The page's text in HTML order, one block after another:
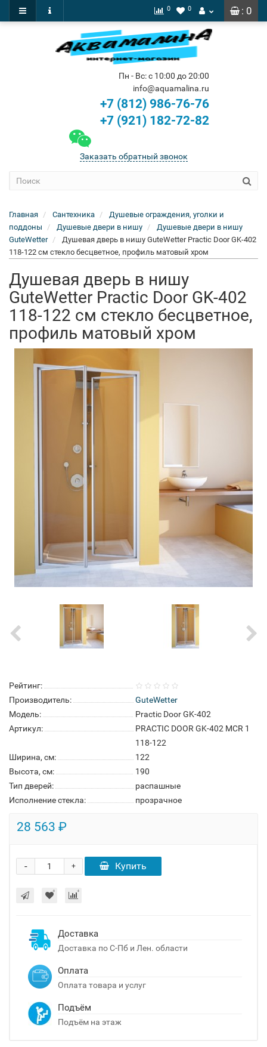
: 0
0 0
Пн - Вс: с 10:00 до 20:00
info@aquamalina.ru
+7 (812) 986-76-76
+7 (921) 182-72-82
Заказать обратный звонок
Главная Сантехника
Душевые ограждения, уголки и
поддоны
Душевые двери в нишу
Душевые двери в нишу
GuteWetter
Душевая дверь в нишу GuteWetter Practic Door GK-402
118-122 см стекло бесцветное, профиль матовый хром
Душевая дверь в нишу
GuteWetter Practic Door GK-402
118-122 см стекло бесцветное,
профиль матовый хром
Рейтинг:
Производитель:
GuteWetter
Модель:
Practic Door GK-402
Артикул:
PRACTIC DOOR GK-402 MCR 1
118-122
Ширина, см:
122
Высота, см:
190
Тип дверей:
распашные
Исполнение стекла:
прозрачное
28 563 ₽
+
- Купить
Доставка
Доставка по С-Пб и Лен. области
Оплата
Оплата товара и услуг
Подъём
Подъём на этаж